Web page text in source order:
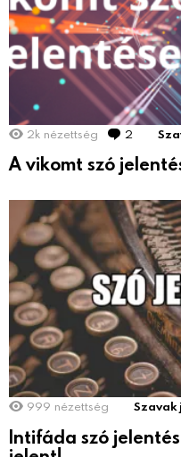
2k nézettség 2
A vikomt szó
999 nézettség Szavak
Intifáda szó